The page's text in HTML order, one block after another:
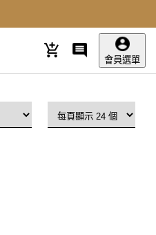
會員選單